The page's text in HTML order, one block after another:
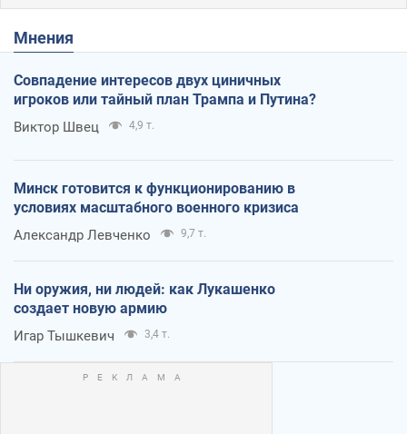
Мнения
Совпадение интересов двух циничных
игроков или тайный план Трампа и Путина?
Виктор Швец 4,9 т.
Минск готовится к функционированию в
условиях масштабного военного кризиса
Александр Левченко 9,7 т.
Ни оружия, ни людей: как Лукашенко
создает новую армию
Игар Тышкевич 3,4 т.